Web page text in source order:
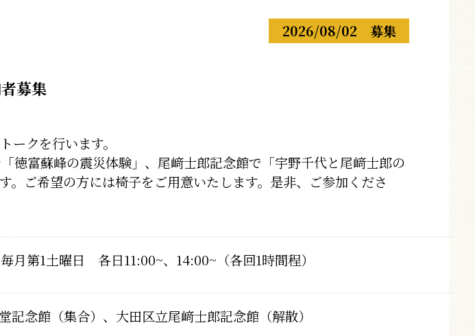
2026/08/02 募集
募集
ークを行います。
徳富蘇峰の震災体験」、尾﨑士郎記念館で「宇野千代と尾﨑士郎の
。ご希望の方には椅子をご用意いたします。是非、ご参加くださ
月第1土曜日 各日11:00~、14:00~（各回1時間程）
記念館（集合）、大田区立尾﨑士郎記念館（解散）